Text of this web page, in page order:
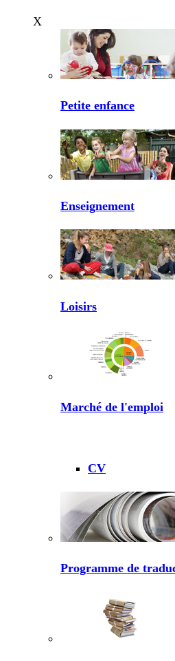
X
Petite enfance
Enseignement
Loisirs
Marché de l'emploi
CV
Programme de